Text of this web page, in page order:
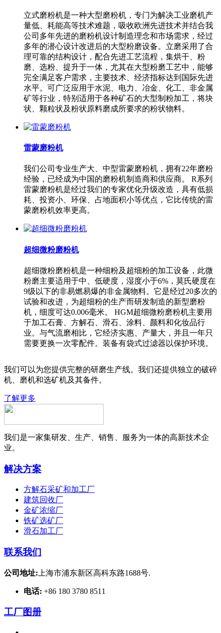
立式磨粉机是一种大型磨粉机，专门为解决工业磨机产
量低、耗能高等技术难题，吸收欧洲先进技术并结合我
公司多年先进的磨粉机设计制造理念和市场需求，经过
多年的潜心设计改进后的大型粉磨设备。立磨采用了合
理可靠的结构设计，配合先进工艺流程，集烘干、粉
磨、选粉、提升于一体，尤其在大型粉磨工艺中，能够
完全满足客户需求，主要技术、经济指标达到国际先进
水平。可广泛应用于水泥、电力、冶金、化工、非金属
矿等行业，特别适用于各种矿石的大型制粉加工，将块
状、颗粒状及粉状原料磨成所要求的粉状物料。
雷蒙磨粉机
我们公司专业生产大、中型雷蒙磨粉机，拥有22年磨粉
经验，已经成为中国的磨粉机制造商和供应商。 R系列
雷蒙磨粉机是经过我们的专家优化升级改造，具有低损
耗、投资小、环保、占地面积小等优点，它比传统的雷
蒙磨粉机效率更高。
超细微粉磨粉机
超细微粉磨粉机是一种细粉及超细粉的加工设备，此微
粉磨主要适用于中、低硬度，湿度小于6%，莫氏硬度在
9级以下的非易燃易爆的非金属物料。它是经过20多次的
试验和改进，为超细粉的生产而研发制造的新型磨粉
机，细度可达0.006毫米。 HGM超细微粉磨粉机主要用
于加工石膏、方解石、滑石、涂料、颜料和化妆品行
业。与气流磨相比，它经济实惠、产量大，并且一年只
需要更换一次零配件。装备有袋式过滤器以保护环境。
我们可以为您提供完整的研磨生产线。我们还提供独立的破碎
机、磨机和选矿机及其备件。
了解更多
我们是一家集研发、生产、销售、服务为一体的高新技术企
业。
解决方案
方解石采矿和加工厂
建筑回收厂
金矿浓缩厂
铁矿选矿厂
滑石加工厂
联系我们
公司地址: 上海市浦东新区高科东路1688号.
电话: +86 180 3780 8511
工厂图册